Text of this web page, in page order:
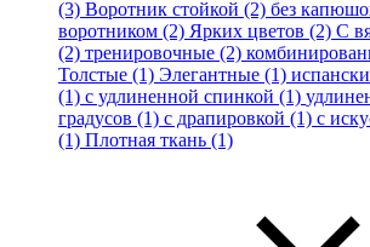
(3) Воротник стойкой (2) без
воротником (2) Ярких цветов (2) С
(2) тренировочные (2)
Толстые (1) Элегантные (1)
(1) с удлиненной спинкой (1)
градусов (1) с драпировкой (1) с
(1) Плотная ткань (1)